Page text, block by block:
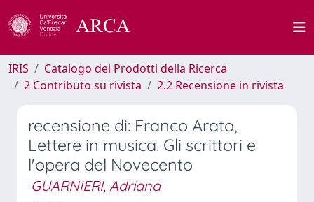
IRIS
Catalogo dei Prodotti della Ricerca
2 Contributo su rivista
2.2 Recensione in rivista
recensione di: Franco Arato,
Lettere in musica. Gli scrittori e
l'opera del Novecento
GUARNIERI, Adriana